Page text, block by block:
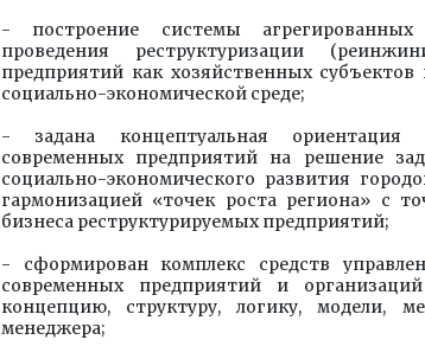
- построение системы
проведения реструктуризации
предприятий как хозяйственных
социально-экономической среде;
- задана концептуальная ориентация
современных предприятий на решение
социально-экономического развития
гармонизацией «точек роста региона» с
бизнеса реструктурируемых предприятий;
- сформирован комплекс средств
современных предприятий и
концепцию, структуру, логику, модели,
менеджера;